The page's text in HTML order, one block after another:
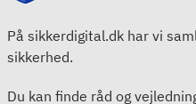
På sikkerdigital.dk har vi
sikkerhed.
Du kan finde råd og